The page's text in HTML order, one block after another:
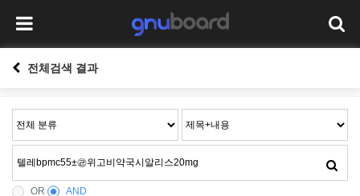
전체검색 결과
OR AND